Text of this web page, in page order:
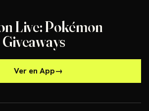
Live: Pokémon
Ver en App→